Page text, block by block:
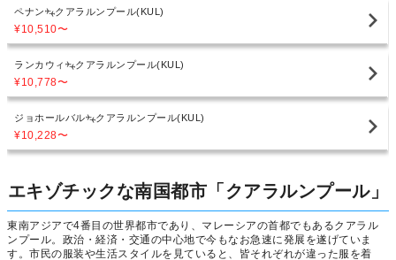
ペナン クアラルンプール(KUL)
¥10,510〜
ランカウィ クアラルンプール(KUL)
¥10,778〜
ジョホールバル クアラルンプール(KUL)
¥10,228〜
エキゾチックな南国都市「クアラルンプール」
東南アジアで4番目の世界都市であり、マレーシアの首都でもあるクアラル
ンプール。政治・経済・交通の中心地で今もなお急速に発展を遂げていま
す。市民の服装や生活スタイルを見ていると、皆それぞれが違った服を着